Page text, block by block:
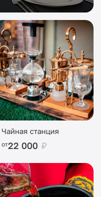
Чайная станция
от22 000 ₽